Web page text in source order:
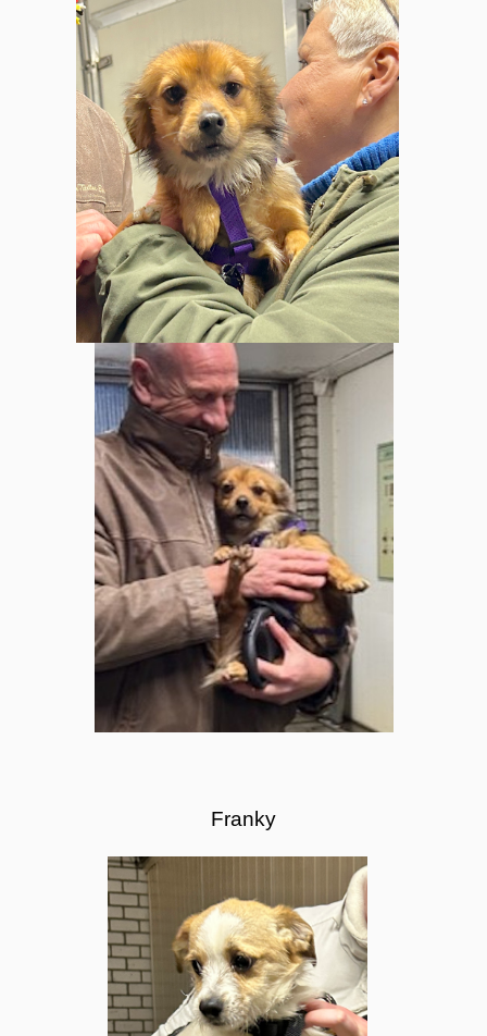
Franky